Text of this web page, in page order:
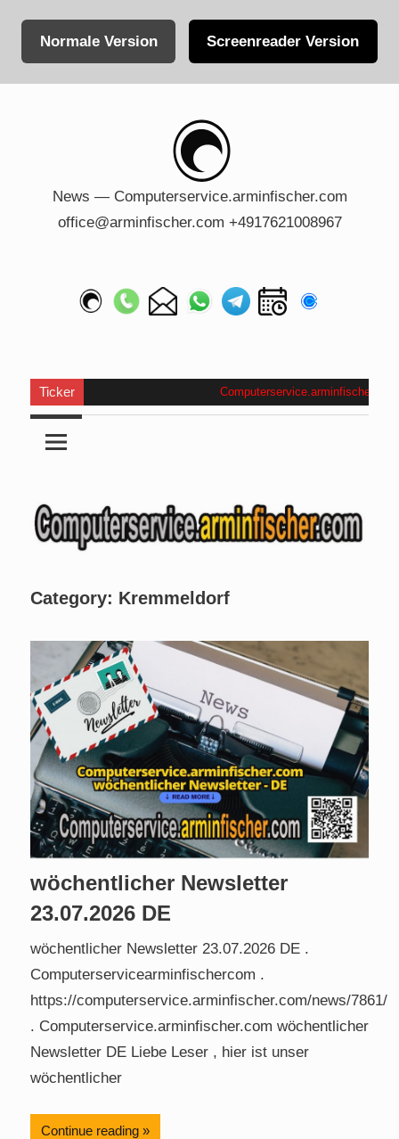
Normale Version Screenreader Version
News — Computerservice.arminfischer.com
office@arminfischer.com +4917621008967
Ticker Computerservice.arminfischer.com.
Category: Kremmeldorf
wöchentlicher Newsletter
23.07.2026 DE
wöchentlicher Newsletter 23.07.2026 DE .
Computerservicearminfischercom .
https://computerservice.arminfischer.com/news/7861/
. Computerservice.arminfischer.com wöchentlicher
Newsletter DE Liebe Leser , hier ist unser
wöchentlicher
Continue reading